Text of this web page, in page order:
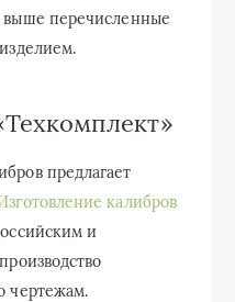
выше перечисленные
предлагает
калибров
и
чертежам.